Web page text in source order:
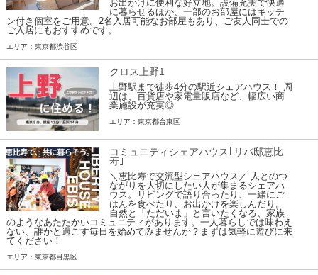
お出かけに便利な好立地。設備充実で快適
に暮らせるほか、一部のお部屋にはキッチ
ン付き個室をご用意。2名入居可能なお部屋もあり、ご友人同士での
ご入居にもおすすめです。
エリア：東京都渋谷区
クロス上野1
上野駅まで徒歩4分の駅近シェアハウス！ 周
辺は、百貨店や家電量販店など、幅広い商
業施設が充実◎
エリア：東京都台東区
コミュニティシェアハウス｢リバ邸恵比
寿｣
＼恵比寿で交流型シェアハウス／ 人とのつ
ながりを大切にしたい人が集まるシェアハ
ウス。リビングで語り合ったり、一緒にご
はんを食べたり、お出かけを楽しんだり。
自然と「ただいま」と言いたくなる、家族
のようなあたたかいコミュニティがあります。一人暮らしでは味わえ
ない、誰かと過ごす毎日を始めてみませんか？まずは気軽に遊びに来
てください！
エリア：東京都目黒区